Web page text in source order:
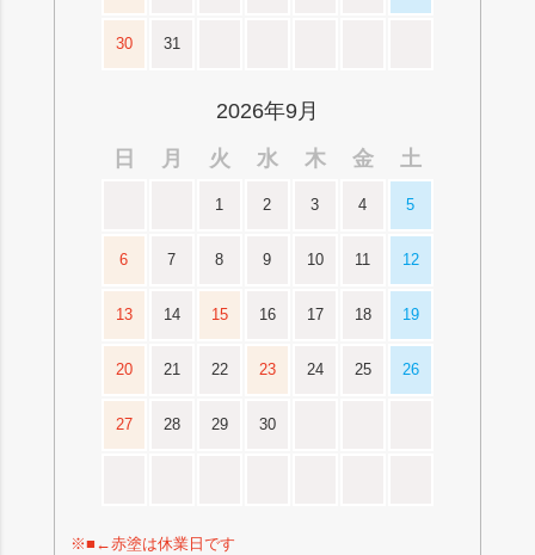
30 31
2026年9月
日
月 火 水 木 金 土
1 2 3 4 5
6 7 8 9 10 11 12
13 14 15 16 17 18 19
20 21 22 23 24 25 26
27 28 29 30
※■←赤塗は休業日です